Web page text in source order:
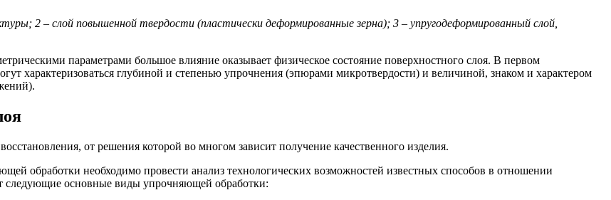
2 – слой повышенной твердости (пластически деформированные зерна); 3 – упругодеформированный слой,
параметрами большое влияние оказывает физическое состояние поверхностного слоя. В первом
характеризоваться глубиной и степенью упрочнения (эпюрами микротвердости) и величиной, знаком и характером
от решения которой во многом зависит получение качественного изделия.
обработки необходимо провести анализ технологических возможностей известных способов в отношении
следующие основные виды упрочняющей обработки: